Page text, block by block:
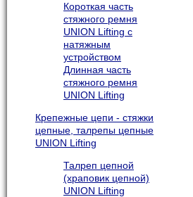
Короткая часть
стяжного ремня
UNION Lifting с
натяжным
устройством
Длинная часть
стяжного ремня
UNION Lifting
Крепежные цепи - стяжки
цепные, талрепы цепные
UNION Lifting
Талреп цепной
(храповик цепной)
UNION Lifting